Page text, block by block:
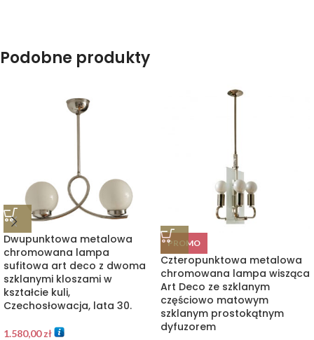
Podobne produkty
Dwupunktowa metalowa
chromowana lampa
sufitowa art deco z dwoma
szklanymi kloszami w
kształcie kuli,
Czechosłowacja, lata 30.
1.580,00zł
PROMO
Czteropunktowa metalowa
chromowana lampa wisząca
Art Deco ze szklanym
częściowo matowym
szklanym prostokątnym
dyfuzorem